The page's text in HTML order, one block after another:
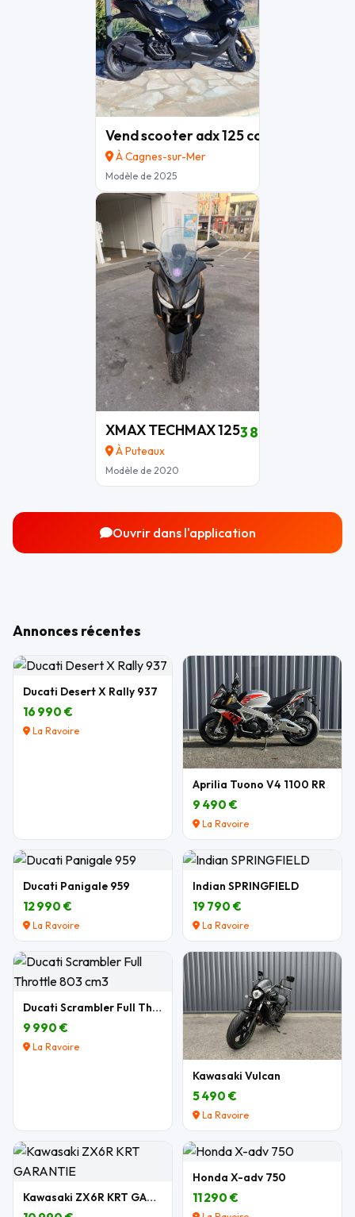
Vend scooter adx 125 cc
À Cagnes-sur-Mer
Modèle de 2025
XMAX TECHMAX 125
À Puteaux
Modèle de 2020
3 800 €
Ouvrir dans l'application
Annonces récentes
Ducati Desert X Rally 937
16 990 €
La Ravoire
Aprilia Tuono V4 1100 RR
9 490 €
La Ravoire
Ducati Panigale 959
12 990 €
La Ravoire
Indian SPRINGFIELD
19 790 €
La Ravoire
Ducati Scrambler Full Throttle 803 cm3
9 990 €
La Ravoire
Kawasaki Vulcan
5 490 €
La Ravoire
Kawasaki ZX6R KRT GARANTIE
Honda X-adv 750
11 290 €